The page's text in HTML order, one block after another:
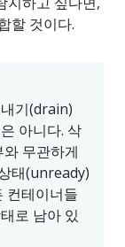
할 것이다.
기(drain)
아니다. 삭
무관하게
태(unready)
컨테이너들
로 남아 있